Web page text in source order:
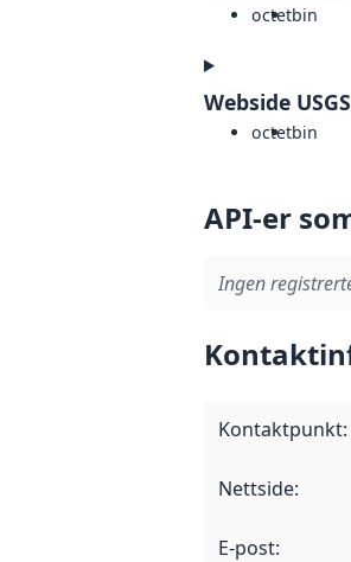
octetbin
Webside
octetbin
API-er
Ingen
Kontaktpunkt:
Nettside:
E-post: